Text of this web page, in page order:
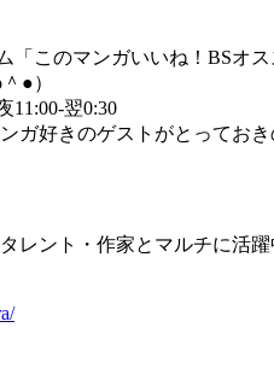
「このマンガいいね！BSオス
●）
11:00-翌0:30
ガ好きのゲストがとってお
レント・作家とマルチに活躍